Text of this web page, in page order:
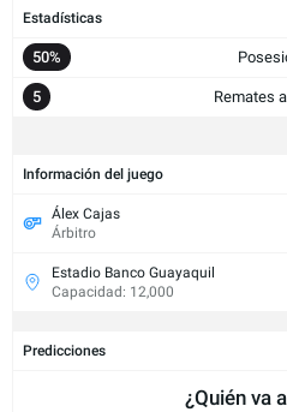
Estadísticas
50%
5 Remates
Información del juego
Álex Cajas
Árbitro
Estadio Banco Guayaquil
Capacidad: 12,000
Predicciones
¿Quién va